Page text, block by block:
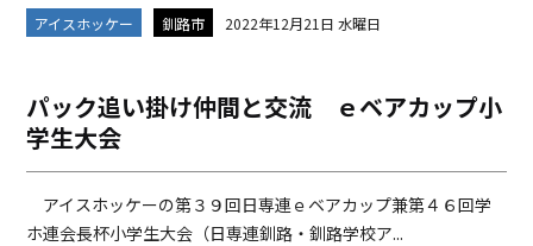
c
o
o
n
a
p
i
i
アイスホッケー 釧路市 2022年12月21日 水曜日
パック追い掛け仲間と交流 ｅベアカップ小
学生大会
アイスホッケーの第３９回日専連ｅベアカップ兼第４６回学
ホ連会長杯小学生大会（日専連釧路・釧路学校ア...